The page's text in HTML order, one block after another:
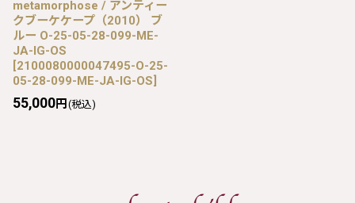
metamorphose / アンティー
クブーケケープ（2010） ブ
ルー O-25-05-28-099-ME-
JA-IG-OS
[2100080000047495-O-25-
05-28-099-ME-JA-IG-OS]
55,000円 (税込)